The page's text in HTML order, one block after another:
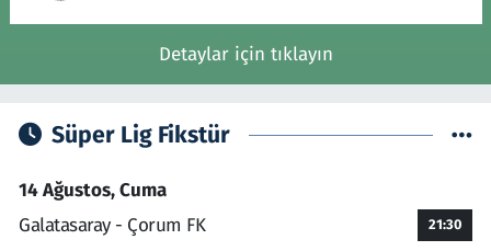
Detaylar için tıklayın
Süper Lig Fikstür
14 Ağustos, Cuma
Galatasaray - Çorum FK
21:30